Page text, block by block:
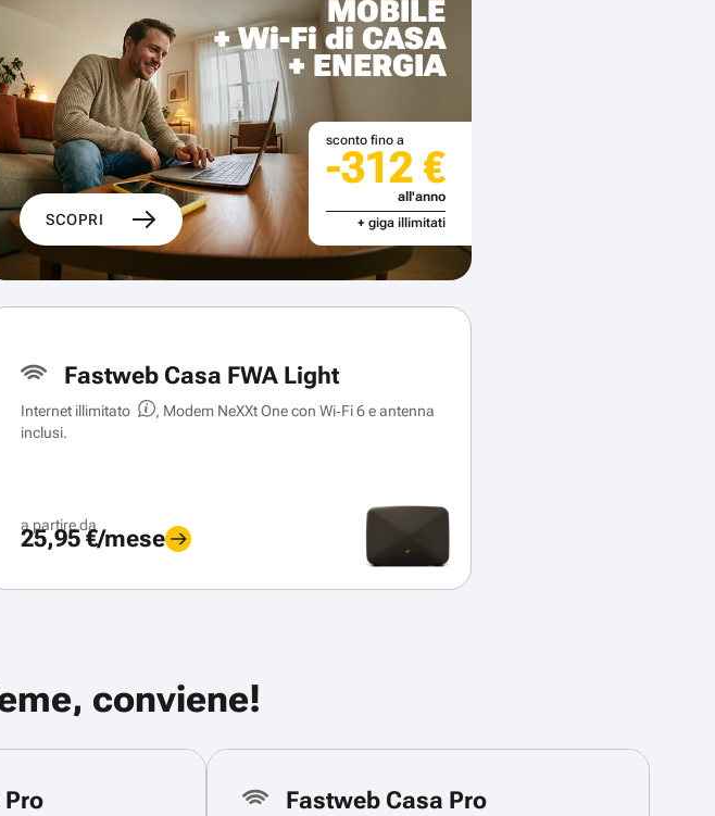
MOBILE
+ Wi-Fi di CASA
+ ENERGIA
SCOPRI
sconto fino a
-312 €
all'anno
+ giga illimitati
Fastweb Casa FWA Light
Internet illimitato
, Modem NeXXt One con Wi‑Fi 6 e antenna
inclusi.
a partire da
25,95 €/mese
conviene!
Pro
Fastweb Casa Pro